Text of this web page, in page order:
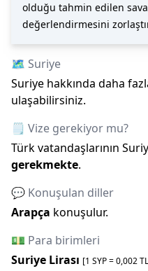
olduğu tahmin edilen
değerlendirmesini
🗺️ Suriye
Suriye hakkında daha
ulaşabilirsiniz.
🗒️ Vize gerekiyor mu?
Türk vatandaşlarının
gerekmekte.
💬 Konuşulan diller
Arapça konuşulur.
💵 Para birimleri
Suriye Lirası [1 SYP=0,002